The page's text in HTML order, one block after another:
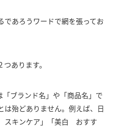
であろうワードで網を張ってお
あります。
ブランド名」や「商品名」で
は殆どありません。例えば、日
スキンケア」「美白 おすす